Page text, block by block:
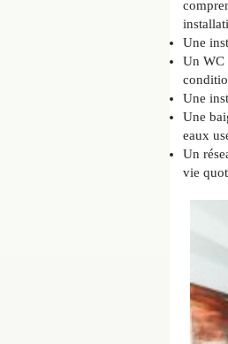
Une
Un WC
Une
Une
eaux
Un
vie